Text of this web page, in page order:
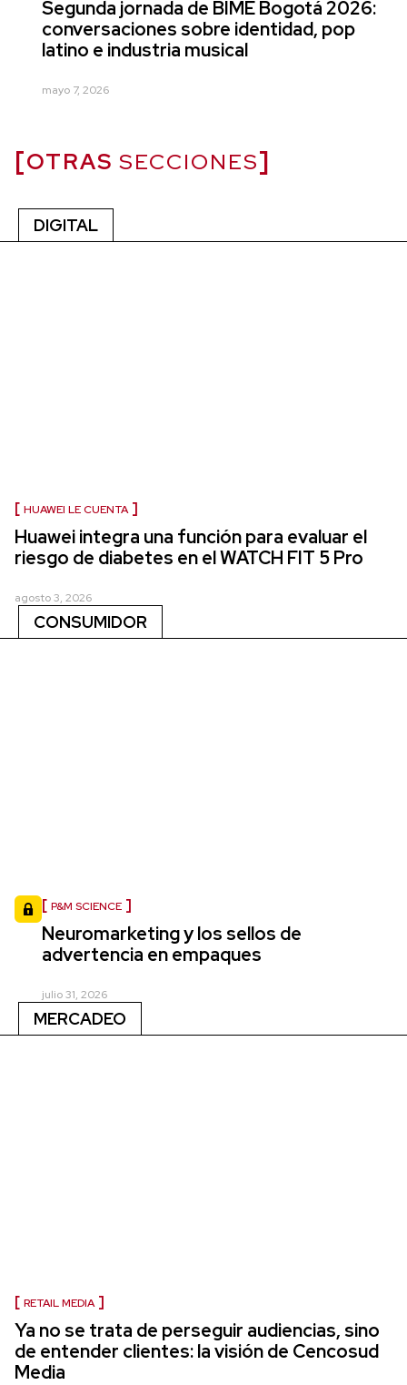
Segunda jornada de BIME Bogotá 2026:
conversaciones sobre identidad, pop
latino e industria musical
mayo 7, 2026
OTRAS SECCIONES
DIGITAL
HUAWEI LE CUENTA
Huawei integra una función para evaluar el
riesgo de diabetes en el WATCH FIT 5 Pro
agosto 3, 2026
CONSUMIDOR
P&M SCIENCE
Neuromarketing y los sellos de
advertencia en empaques
julio 31, 2026
MERCADEO
RETAIL MEDIA
Ya no se trata de perseguir audiencias, sino
de entender clientes: la visión de Cencosud
Media